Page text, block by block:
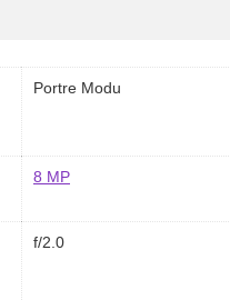
Portre Modu
8 MP
f/2.0